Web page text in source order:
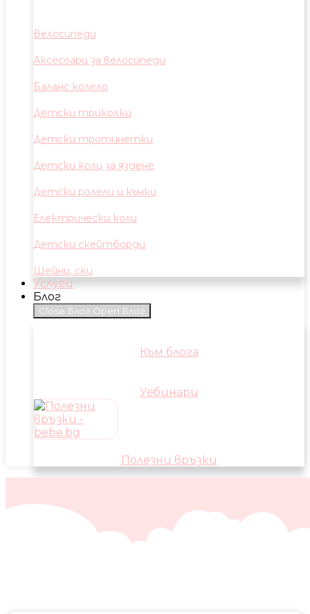
Велосипеди
Аксесоари за велосипеди
Баланс колело
Детски триколки
Детски тротинетки
Детски коли за яздене
Детски ролели и кънки
Електрически коли
Детски скейтборди
Шейни, ски
Услуги
Блог
Close Блог Open Блог
Към блога
Уебинари
Полезни връзки